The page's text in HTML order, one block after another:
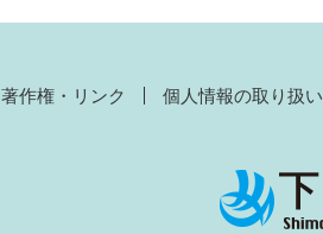
著作権・リンク 個人情報の取り扱い